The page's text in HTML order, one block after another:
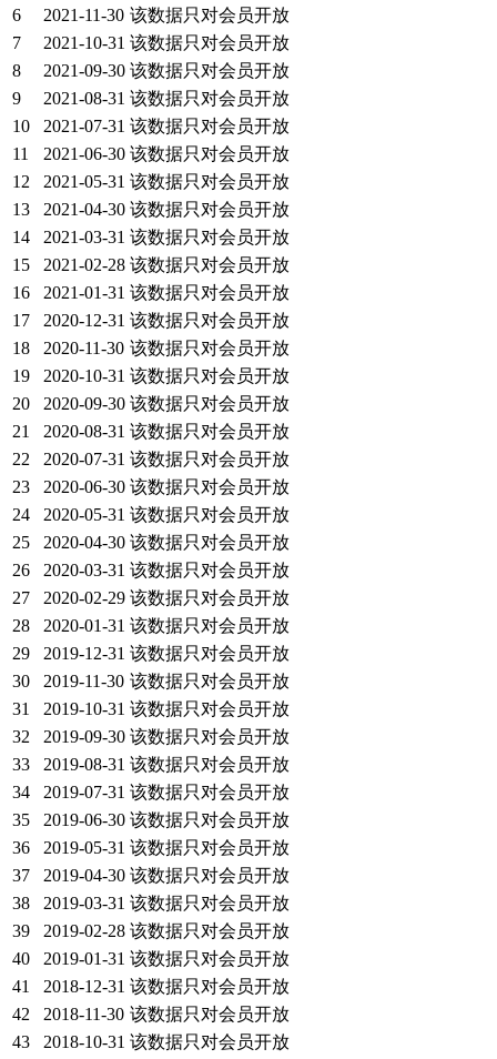
6
2021-11-30 该数据只对会员开放
7
2021-10-31 该数据只对会员开放
8
2021-09-30 该数据只对会员开放
9
2021-08-31 该数据只对会员开放
10
2021-07-31 该数据只对会员开放
11
2021-06-30 该数据只对会员开放
12
2021-05-31 该数据只对会员开放
13
2021-04-30 该数据只对会员开放
14
2021-03-31 该数据只对会员开放
15
2021-02-28 该数据只对会员开放
16
2021-01-31 该数据只对会员开放
17
2020-12-31 该数据只对会员开放
18
2020-11-30 该数据只对会员开放
19
2020-10-31 该数据只对会员开放
20
2020-09-30 该数据只对会员开放
21
2020-08-31 该数据只对会员开放
22
2020-07-31 该数据只对会员开放
23
2020-06-30 该数据只对会员开放
24
2020-05-31 该数据只对会员开放
25
2020-04-30 该数据只对会员开放
26
2020-03-31 该数据只对会员开放
27
2020-02-29 该数据只对会员开放
28
2020-01-31 该数据只对会员开放
29
2019-12-31 该数据只对会员开放
30
2019-11-30 该数据只对会员开放
31
2019-10-31 该数据只对会员开放
32
2019-09-30 该数据只对会员开放
33
2019-08-31 该数据只对会员开放
34
2019-07-31 该数据只对会员开放
35
2019-06-30 该数据只对会员开放
36
2019-05-31 该数据只对会员开放
37
2019-04-30 该数据只对会员开放
38
2019-03-31 该数据只对会员开放
39
2019-02-28 该数据只对会员开放
40
2019-01-31 该数据只对会员开放
41
2018-12-31 该数据只对会员开放
42
2018-11-30 该数据只对会员开放
43
2018-10-31 该数据只对会员开放